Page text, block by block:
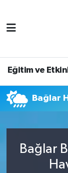
Eğitim ve
Bağlar
Bağlar
Nöbetçi
Tüm